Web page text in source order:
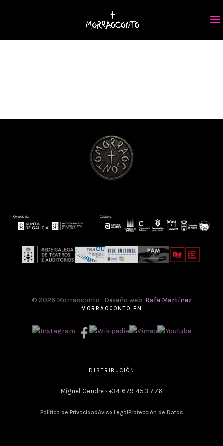
© 2026 Morraoconto · Deseño web: Rafa Martínez
MORRAOCONTO EN
DISTRIBUCIÓN
Miguel Gendre · +34 679 453 776
Política de PrivacidadAviso LegalProtección de Datos